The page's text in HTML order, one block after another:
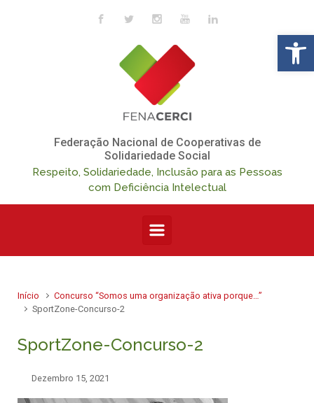
Skip to main content
Federação Nacional de Cooperativas de
Solidariedade Social
Respeito, Solidariedade, Inclusão para as Pessoas
com Deficiência Intelectual
Início
Concurso “Somos uma organização ativa porque…”
SportZone-Concurso-2
SportZone-Concurso-2
Dezembro 15, 2021